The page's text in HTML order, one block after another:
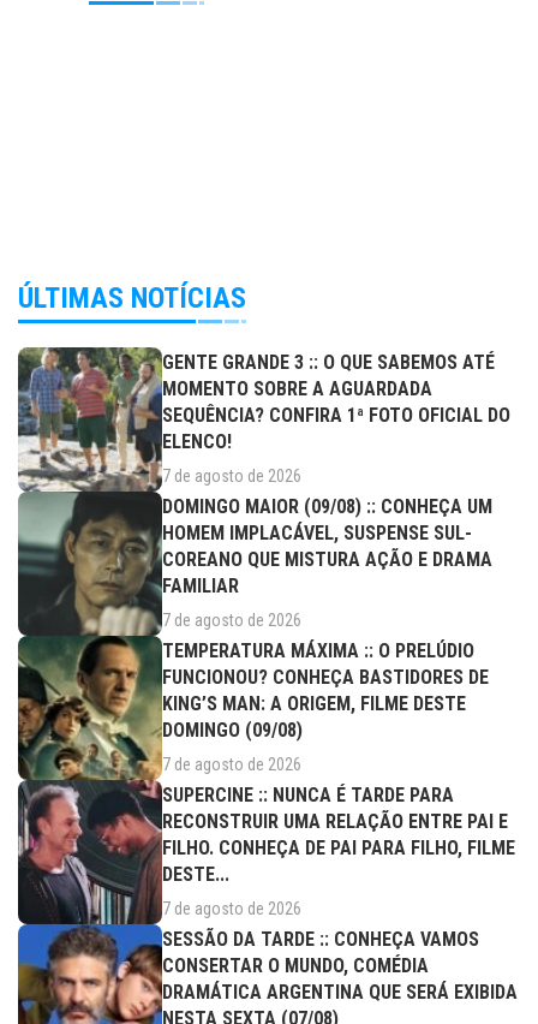
ÚLTIMAS NOTÍCIAS
GENTE GRANDE 3 :: O QUE SABEMOS ATÉ
MOMENTO SOBRE A AGUARDADA
SEQUÊNCIA? CONFIRA 1ª FOTO OFICIAL DO
ELENCO!
7 de agosto de 2026
DOMINGO MAIOR (09/08) :: CONHEÇA UM
HOMEM IMPLACÁVEL, SUSPENSE SUL-
COREANO QUE MISTURA AÇÃO E DRAMA
FAMILIAR
7 de agosto de 2026
TEMPERATURA MÁXIMA :: O PRELÚDIO
FUNCIONOU? CONHEÇA BASTIDORES DE
KING’S MAN: A ORIGEM, FILME DESTE
DOMINGO (09/08)
7 de agosto de 2026
SUPERCINE :: NUNCA É TARDE PARA
RECONSTRUIR UMA RELAÇÃO ENTRE PAI E
FILHO. CONHEÇA DE PAI PARA FILHO, FILME
DESTE...
7 de agosto de 2026
SESSÃO DA TARDE :: CONHEÇA VAMOS
CONSERTAR O MUNDO, COMÉDIA
DRAMÁTICA ARGENTINA QUE SERÁ EXIBIDA
NESTA SEXTA (07/08)